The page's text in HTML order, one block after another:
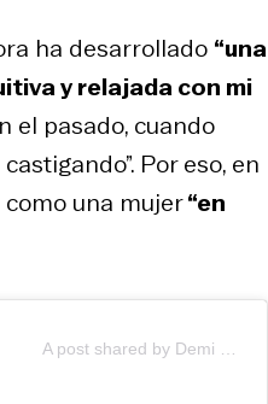
ha desarrollado “una
y relajada con mi
el pasado, cuando
Por eso, en
una mujer“en